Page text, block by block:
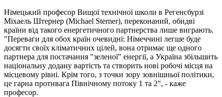
Німецький професор Вищої технічної школи в Регенсбурзі
Міхаель Штернер (Michael Sterner), переконаний, обидві
країни від такого енергетичного партнерства лише виграють.
"Переваги для обох країн очевидні: Німеччині легше буде
досягти своїх кліматичних цілей, вона отримає ще одного
партнера для постачання "зеленої" енергії, а Україна збільшить
національну додану вартість та створить нові робочі місця на
місцевому рівні. Крім того, з точки зору зовнішньої політики,
це гарна противага Північному потоку 1 та 2", - каже
професор.